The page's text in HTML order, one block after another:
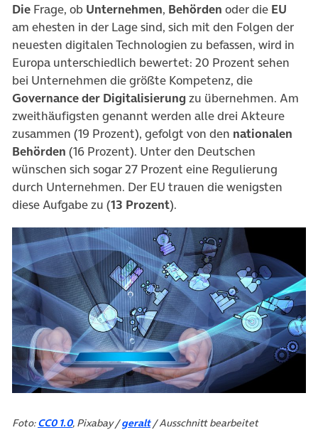
Die Frage, ob Unternehmen, Behörden oder die EU
am ehesten in der Lage sind, sich mit den Folgen der
neuesten digitalen Technologien zu befassen, wird in
Europa unterschiedlich bewertet: 20 Prozent sehen
bei Unternehmen die größte Kompetenz, die
Governance der Digitalisierung zu übernehmen. Am
zweithäufigsten genannt werden alle drei Akteure
zusammen (19 Prozent), gefolgt von den nationalen
Behörden (16 Prozent). Unter den Deutschen
wünschen sich sogar 27 Prozent eine Regulierung
durch Unternehmen. Der EU trauen die wenigsten
diese Aufgabe zu (13 Prozent).
Foto:CC0 1.0, Pixabay /geralt/ Ausschnitt bearbeitet